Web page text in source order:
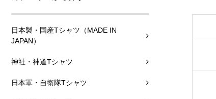
日本製・国産Tシャツ（MADE IN
JAPAN）
神社・神道Tシャツ
日本軍・自衛隊Tシャツ